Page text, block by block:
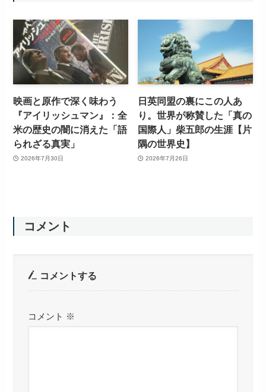
映画と原作で深く味わう
『アイリッシュマン』：全
米の歴史の闇に消えた「語
られざる真実」
2026年7月30日
日英同盟の裏にこの人あ
り。世界が称賛した「真の
国際人」柴五郎の生涯【片
隅の世界史】
2026年7月26日
コメント
コメントする
コメント ※